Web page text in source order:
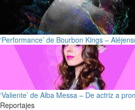
‘Performance’ de Bourbon Kings –
‘Valiente’ de Alba Messa – De actriz a
Reportajes